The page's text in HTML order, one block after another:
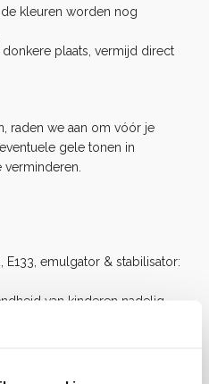
kleuren worden nog
plaats, vermijd direct
raden we aan om vóór je
gele tonen in
E133, emulgator & stabilisator:
van kinderen nadelig